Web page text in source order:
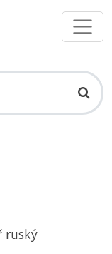
ruský